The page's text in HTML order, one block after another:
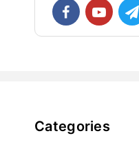
Categories